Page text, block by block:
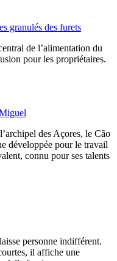
granulés des furets
de l’alimentation du
pour les propriétaires.
des Açores, le Cão
développée pour le travail
connu pour ses talents
personne indifférent.
il affiche une